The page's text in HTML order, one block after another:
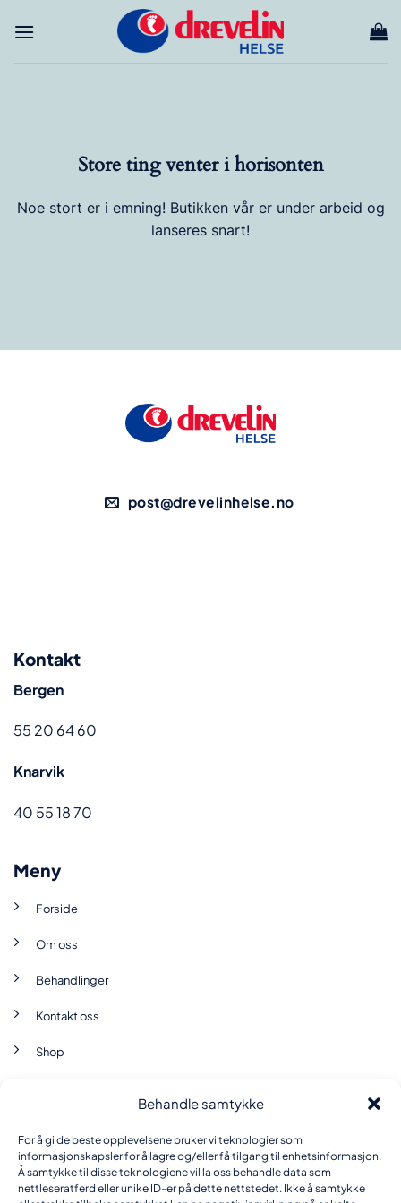
Behandle samtykke
For å gi de beste opplevelsene bruker vi teknologier som
informasjonskapsler for å lagre og/eller få tilgang til enhetsinformasjon.
Å samtykke til disse teknologiene vil la oss behandle data som
nettleseratferd eller unike ID-er på dette nettstedet. Ikke å samtykke
Store ting venter i horisonten
Noe stort er i emning! Butikken vår er under arbeid og
lanseres snart!
post@drevelinhelse.no
Kontakt
Bergen
55 20 64 60
Knarvik
40 55 18 70
Meny
Forside
Om oss
Behandlinger
Kontakt oss
Shop
Personvernerklæring
Informasjonskapsel-erklæring